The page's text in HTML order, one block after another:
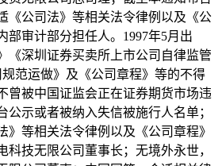
《公司法》等相关法令律例以及《公
部审计部分担任人。1997年5月出
《深圳证券买卖所上市公司自律监管
范运做》及《公司章程》等的不得
曾被中国证监会正在证券期货市场违
公示或者被纳入失信被施行人名单；
》等相关法令律例以及《公司章程》
科技无限公司董事长；无境外永世，